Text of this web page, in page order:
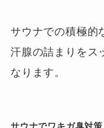
サウナでの積極的
汗腺の詰まりをス
なります。
サウナでワキガ臭対策